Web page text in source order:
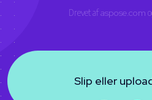
Drevet afaspose.com
Slip eller